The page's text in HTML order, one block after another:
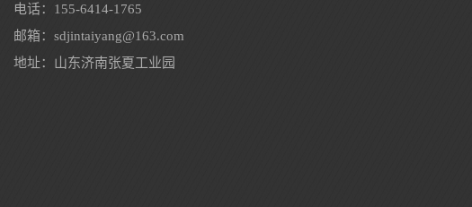
电话：155-6414-1765
邮箱：sdjintaiyang@163.com
地址：山东济南张夏工业园